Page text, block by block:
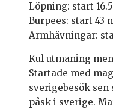
Löpning: start
Burpees: start 43
Armhävningar:
Kul utmaning
Startade med
sverigebesök sen
påsk i sverige.